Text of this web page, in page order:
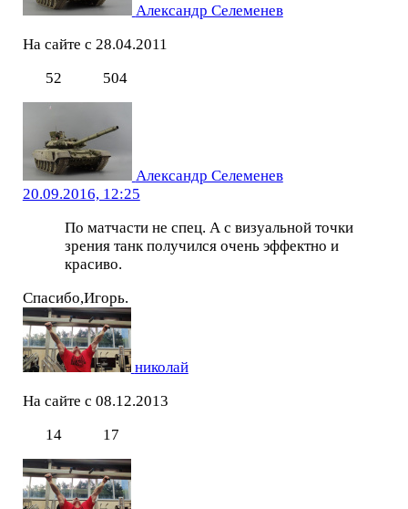
Александр Селеменев
На сайте с 28.04.2011
52
504
Александр Селеменев
20.09.2016, 12:25
По матчасти не спец. А с визуальной точки
зрения танк получился очень эффектно и
красиво.
Спасибо,Игорь.
николай
На сайте с 08.12.2013
14
17